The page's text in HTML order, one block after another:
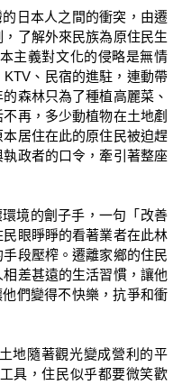
日本人之間的衝突，由遷
了解外來民族為原住民生
主義對文化的侵略是無情
、民宿的進駐，連動帶
森林只為了種植高麗菜、
再，多少動植物在土地剷
居住在此的原住民被迫趕
政者的口令，牽引著整座
境的劊子手，一句「改善
眼睜睜的看著業者在此林
段壓榨。遷離家鄉的住民
差甚遠的生活習慣，讓他
們變得不快樂，抗爭和衝
地隨著觀光變成營利的平
具，住民似乎都要微笑歡